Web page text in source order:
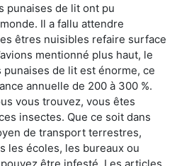
punaises de lit ont pu
Il a fallu attendre
êtres nuisibles refaire surface
mentionné plus haut, le
de lit est énorme, ce
annuelle de 200 à 300 %.
vous trouvez, vous êtes
insectes. Que ce soit dans
de transport terrestres,
les écoles, les bureaux ou